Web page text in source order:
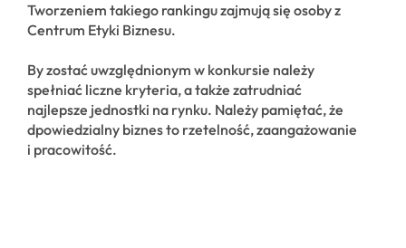
Tworzeniem takiego rankingu zajmują się osoby z
Centrum Etyki Biznesu.
By zostać uwzględnionym w konkursie należy
spełniać liczne kryteria, a także zatrudniać
najlepsze jednostki na rynku. Należy pamiętać, że
dpowiedzialny biznes to rzetelność, zaangażowanie
i pracowitość.